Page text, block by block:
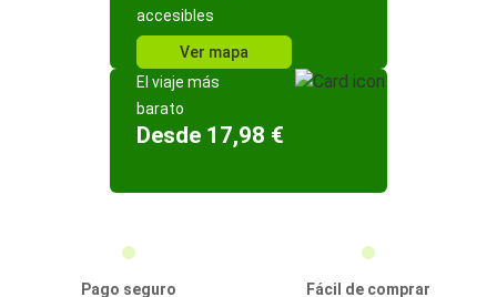
accesibles
Ver mapa
El viaje más
barato
Desde 17,98 €
Pago seguro
Fácil de comprar